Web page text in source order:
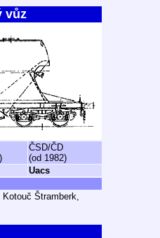
vůz
ČSD/ČD
(od 1982)
Uacs
Štramberk,